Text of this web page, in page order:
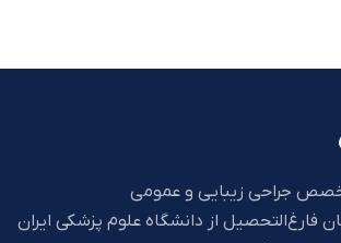
جراحی زیبایی و عمومی
فارغ‌التحصیل از دانشگاه علوم پزشکی ایران